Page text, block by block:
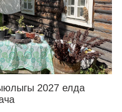
2027 елда